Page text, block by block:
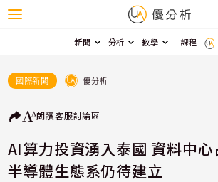
新聞 分析 教學 課程
國際新聞 優分析
朗讀客服討論區
AI算力投資湧入泰國 資料中
半導體生態系仍待建立